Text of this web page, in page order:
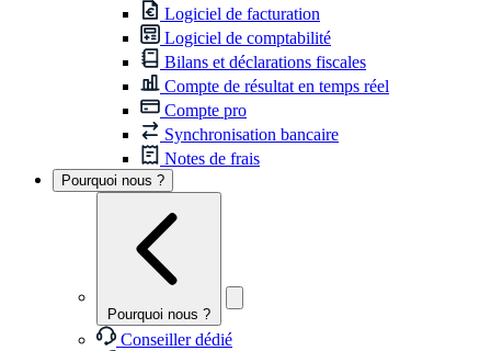
Logiciel de facturation
Logiciel de comptabilité
Bilans et déclarations fiscales
Compte de résultat en temps réel
Compte pro
Synchronisation bancaire
Notes de frais
Pourquoi nous ?
Pourquoi nous ?
Conseiller dédié